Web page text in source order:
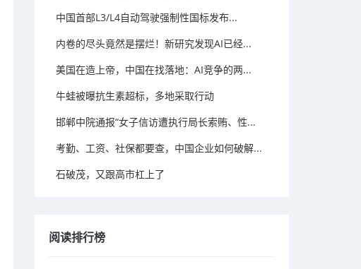
中国首部L3/L4自动驾驶强制性国标发布...
内卷的尽头竟然是摆烂！新研究发现AI已经...
美国在造上帝，中国在找落地：AI竞争的两...
牛蛙被曝抗生素超标，多地采取行动
邯郸中院通报“女子信访遭执行局长索贿、性...
考勤、工资、社保都要查，中国企业如何破解...
石破茂，又跟高市杠上了
阅读排行榜